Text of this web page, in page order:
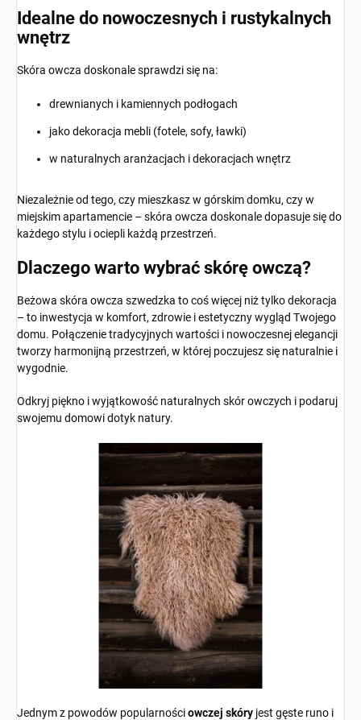
Idealne do nowoczesnych i rustykalnych
wnętrz
Skóra owcza doskonale sprawdzi się na:
drewnianych i kamiennych podłogach
jako dekoracja mebli (fotele, sofy, ławki)
w naturalnych aranżacjach i dekoracjach wnętrz
Niezależnie od tego, czy mieszkasz w górskim domku, czy w
miejskim apartamencie – skóra owcza doskonale dopasuje się do
każdego stylu i ociepli każdą przestrzeń.
Dlaczego warto wybrać skórę owczą?
Beżowa skóra owcza szwedzka to coś więcej niż tylko dekoracja
– to inwestycja w komfort, zdrowie i estetyczny wygląd Twojego
domu. Połączenie tradycyjnych wartości i nowoczesnej elegancji
tworzy harmonijną przestrzeń, w której poczujesz się naturalnie i
wygodnie.
Odkryj piękno i wyjątkowość naturalnych skór owczych i podaruj
swojemu domowi dotyk natury.
Jednym z powodów popularnościowczej skóry jest gęste runo i